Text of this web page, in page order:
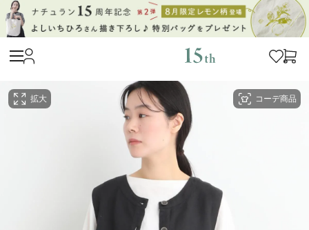
コーデ商品
拡大